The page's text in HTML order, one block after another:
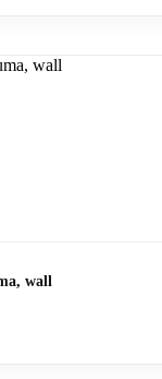
wall